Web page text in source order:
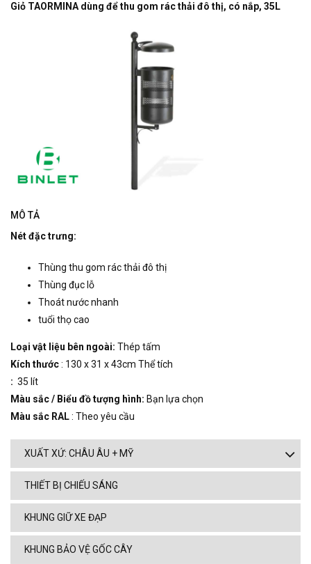
Giỏ TAORMINA dùng để thu gom rác thải đô thị, có nắp, 35L
MÔ TẢ
Nét đặc trưng:
Thùng thu gom rác thải đô thị
Thùng đục lỗ
Thoát nước nhanh
tuổi thọ cao
Loại vật liệu bên ngoài: Thép tấm
Kích thước: 130 x 31 x 43cm Thể tích
: 35 lít
Màu sắc / Biểu đồ tượng hình: Bạn lựa chọn
Màu sắc RAL: Theo yêu cầu
XUẤT XỨ: CHÂU ÂU + MỸ
THIẾT BỊ CHIẾU SÁNG
KHUNG GIỮ XE ĐẠP
KHUNG BẢO VỆ GỐC CÂY